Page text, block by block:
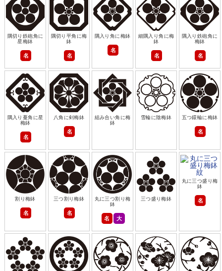
隅切り鉄砲角に
星梅鉢
名
隅切り平角に梅
鉢
名
隅入り角に梅鉢
名
細隅入り角に梅
鉢
名
隅入り鉄砲角に
梅鉢
名
隅入り蔓角に星
梅鉢
名
八角に剣梅鉢
名
組み合い角に梅
鉢
雪輪に陰梅鉢 五つ鐶輪に梅鉢
名
割り梅鉢
名
三つ割り梅鉢
名
丸に三つ割り梅
鉢
名 大
三つ盛り梅鉢
丸に三つ盛り梅
鉢
名